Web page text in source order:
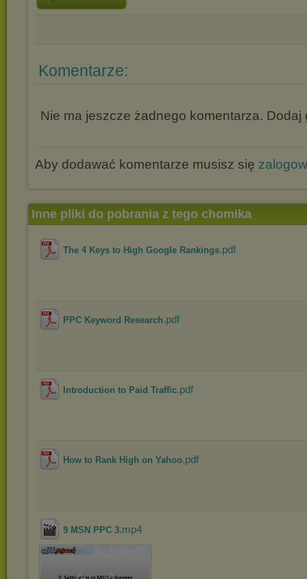
Komentarze:
Nie ma jeszcze żadnego komentarza. Dodaj
Aby dodawać komentarze musisz się
Inne pliki do pobrania z tego chomika
The 4 Keys to High Google Rankings.pdf
PPC Keyword Research.pdf
Introduction to Paid Traffic.pdf
How to Rank High on Yahoo.pdf
9 MSN PPC 3.mp4